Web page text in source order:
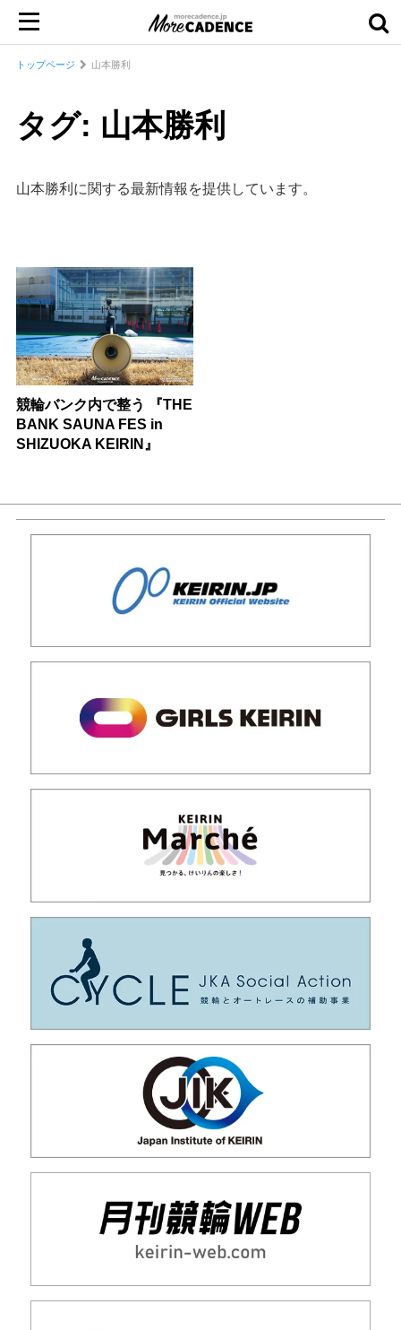
トップページ 山本勝利
タグ: 山本勝利
山本勝利に関する最新情報を提供しています。
競輪バンク内で整う 『THE
BANK SAUNA FES in
SHIZUOKA KEIRIN』